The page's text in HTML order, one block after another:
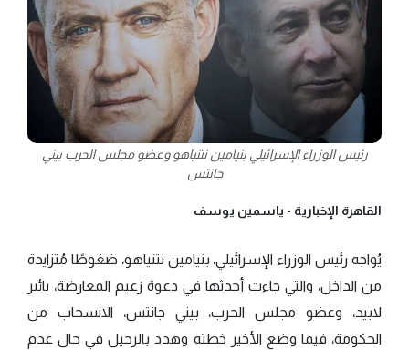
رئيس الوزراء الإسرائيلي بنيامين نتنياهو وعضو مجلس الحرب بيني
جانتس
القاهرة الإخبارية - ياسمين يوسف
يُواجه رئيس الوزراء الإسرائيلي، بنيامين نتنياهو، ضغوطًا مُتزايدة
من الداخل، والتي جاءت أحدثها في دعوة زعيم المعارضة، يائير
لابيد، وعضو مجلس الحرب، بيني جانتس، الانسحاب من
الحكومة، فيما وضع الأخير خطته وهدد بالرحيل في حال عدم